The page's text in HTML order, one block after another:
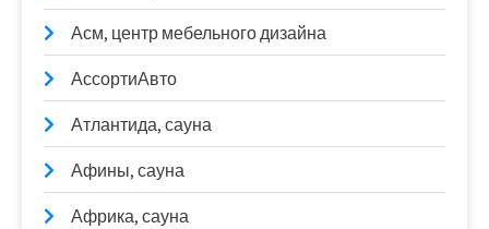
Асм, центр мебельного дизайна
АссортиАвто
Атлантида, сауна
Афины, сауна
Африка, сауна